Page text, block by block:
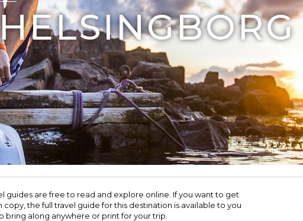
guides are free to read and explore online. If you want to get
copy, the full travel guide for this destination is available to you
bring along anywhere or print for your trip.​